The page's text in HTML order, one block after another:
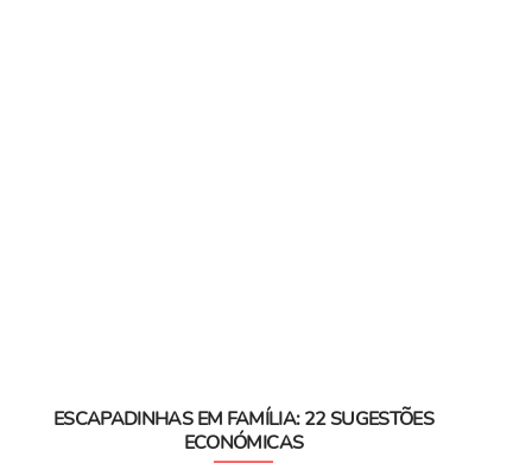
ESCAPADINHAS EM FAMÍLIA: 22 SUGESTÕES
ECONÓMICAS